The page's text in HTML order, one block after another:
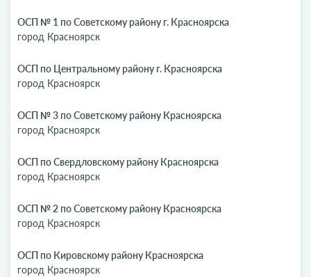
ОСП № 1 по Советскому району г. Красноярска
город Красноярск
ОСП по Центральному району г. Красноярска
город Красноярск
ОСП № 3 по Советскому району Красноярска
город Красноярск
ОСП по Свердловскому району Красноярска
город Красноярск
ОСП № 2 по Советскому району Красноярска
город Красноярск
ОСП по Кировскому району Красноярска
город Красноярск